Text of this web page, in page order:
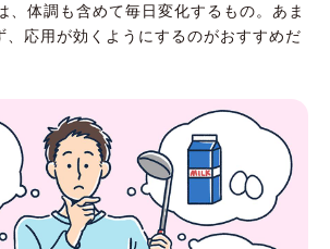
、体調も含めて毎日変化するもの。あま
、応用が効くようにするのがおすすめだ